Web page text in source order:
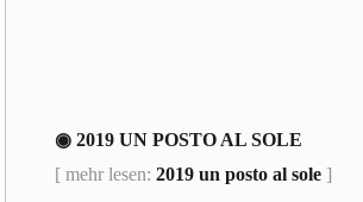
◉ 2019 UN POSTO AL SOLE
[ mehr lesen:2019 un posto al sole ]